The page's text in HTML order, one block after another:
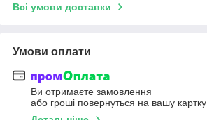
Всі умови доставки
Умови оплати
Ви отримаєте замовлення
або гроші повернуться на вашу картку